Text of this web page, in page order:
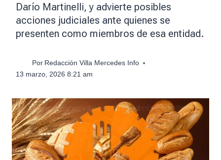
Darío Martinelli, y advierte posibles
acciones judiciales ante quienes se
presenten como miembros de esa entidad.
Por Redacción Villa Mercedes Info
13 marzo, 2026 8:21 am